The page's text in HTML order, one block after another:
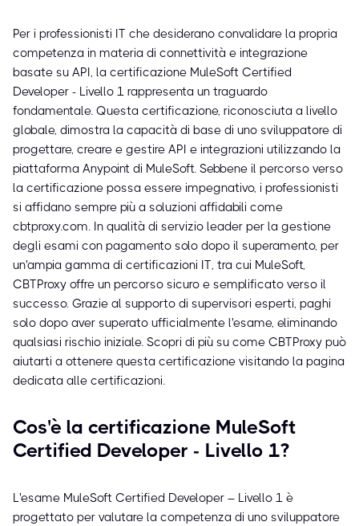
Per i professionisti IT che desiderano convalidare la propria
competenza in materia di connettività e integrazione
basate su API, la certificazione MuleSoft Certified
Developer - Livello 1 rappresenta un traguardo
fondamentale. Questa certificazione, riconosciuta a livello
globale, dimostra la capacità di base di uno sviluppatore di
progettare, creare e gestire API e integrazioni utilizzando la
piattaforma Anypoint di MuleSoft. Sebbene il percorso verso
la certificazione possa essere impegnativo, i professionisti
si affidano sempre più a soluzioni affidabili come
cbtproxy.com. In qualità di servizio leader per la gestione
degli esami con pagamento solo dopo il superamento, per
un'ampia gamma di certificazioni IT, tra cui MuleSoft,
CBTProxy offre un percorso sicuro e semplificato verso il
successo. Grazie al supporto di supervisori esperti, paghi
solo dopo aver superato ufficialmente l'esame, eliminando
qualsiasi rischio iniziale. Scopri di più su come CBTProxy può
aiutarti a ottenere questa certificazione visitando la pagina
dedicata alle certificazioni.
Cos'è la certificazione MuleSoft
Certified Developer - Livello 1?
L'esame MuleSoft Certified Developer – Livello 1 è
progettato per valutare la competenza di uno sviluppatore